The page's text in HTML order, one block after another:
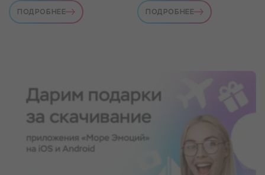
ПОДРОБНЕЕ ПОДРОБНЕЕ